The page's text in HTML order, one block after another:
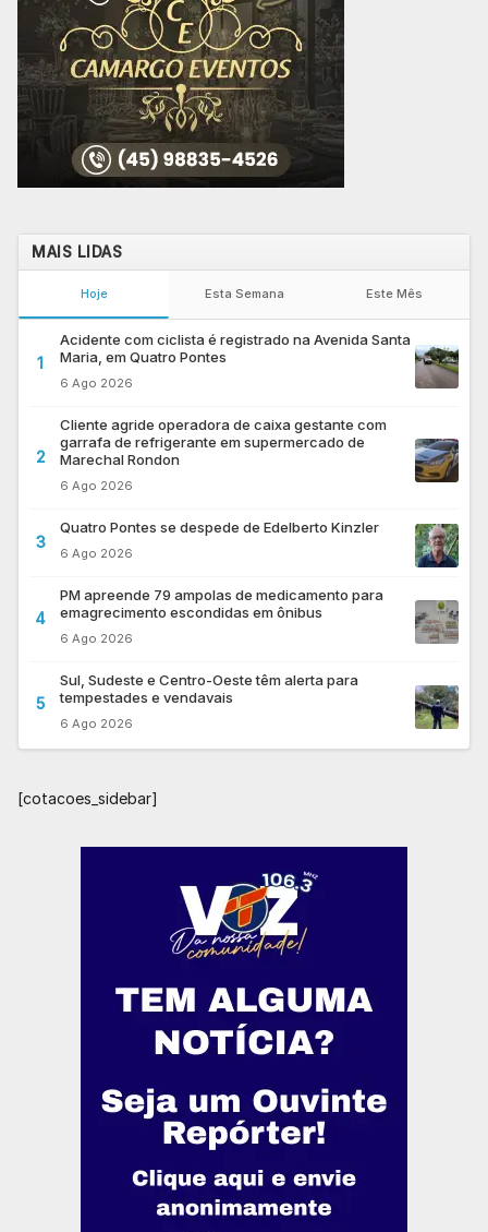
MAIS LIDAS
Hoje Esta Semana Este Mês
1
Acidente com ciclista é registrado na Avenida Santa
Maria, em Quatro Pontes
6 Ago 2026
2
Cliente agride operadora de caixa gestante com
garrafa de refrigerante em supermercado de
Marechal Rondon
6 Ago 2026
3
Quatro Pontes se despede de Edelberto Kinzler
6 Ago 2026
4
PM apreende 79 ampolas de medicamento para
emagrecimento escondidas em ônibus
6 Ago 2026
5
Sul, Sudeste e Centro-Oeste têm alerta para
tempestades e vendavais
6 Ago 2026
[cotacoes_sidebar]